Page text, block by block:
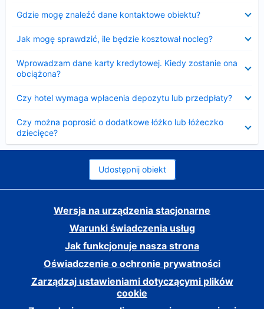
Gdzie mogę znaleźć dane kontaktowe obiektu?
Jak mogę sprawdzić, ile będzie kosztował nocleg?
Wprowadzam dane karty kredytowej. Kiedy zostanie ona
obciążona?
Czy hotel wymaga wpłacenia depozytu lub przedpłaty?
Czy można poprosić o dodatkowe łóżko lub łóżeczko
dziecięce?
Udostępnij obiekt
Wersja na urządzenia stacjonarne
Warunki świadczenia usług
Jak funkcjonuje nasza strona
Oświadczenie o ochronie prywatności
Zarządzaj ustawieniami dotyczącymi plików
cookie